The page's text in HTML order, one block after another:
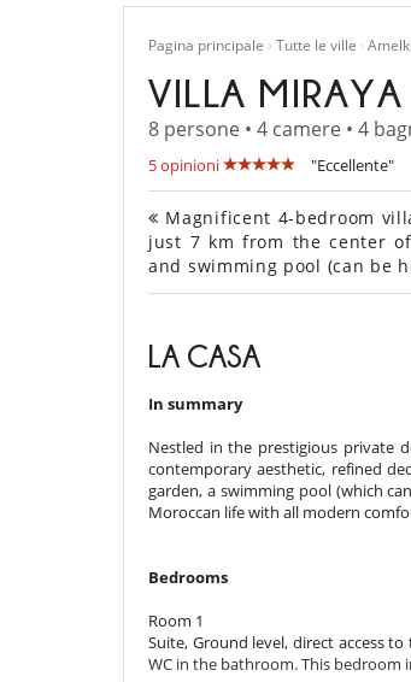
Pagina principale Tutte le ville
VILLA MIRAYA
8 persone • 4 camere • 4
5 opinioni "Eccellente"
Magnificent 4-bedroom
just 7 km from the center
and swimming pool (can be
LA CASA
In summary
Nestled in the prestigious private
contemporary aesthetic, refined
garden, a swimming pool (which
Moroccan life with all modern
Bedrooms
Room 1
Suite, Ground level, direct access
WC in the bathroom. This bedroom